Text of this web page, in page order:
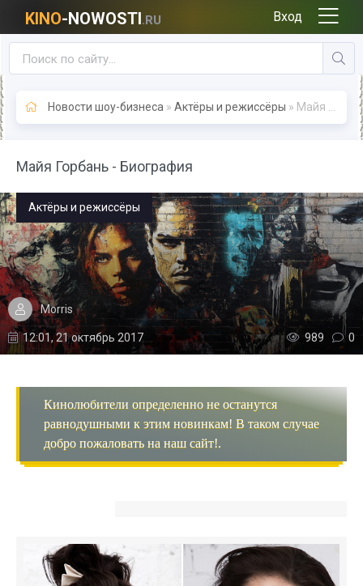
KINO-NOWOSTI.RU Вход
Новости шоу-бизнеса » Актёры и режиссёры » Майя Горбань - Биография
Майя Горбань - Биография
Актёры и режиссёры
Morris
12:01, 21 октябрь 2017 989 0
Кинолюбители определенно не останутся
равнодушными к этим новинкам! В таком случае
добро пожаловать на наш сайт!.